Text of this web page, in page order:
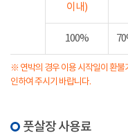
이내)
100%
※ 연박의 경우 이용 시작일이 환불
인하여 주시기 바랍니다.
풋살장 사용료